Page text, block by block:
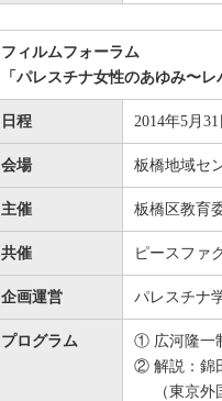
フィルムフォーラム
「パレスチナ女性のあゆみ〜
日程 2014年5月31
会場 板橋地域セ
主催 板橋区教育
共催 ピースファ
企画運営 パレスチナ
プログラム
① 広河隆一
② 解説：錦
（東京外